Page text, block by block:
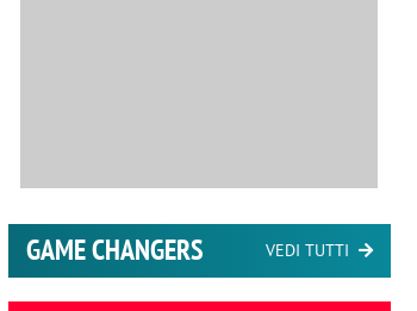
GAME CHANGERS VEDI TUTTI